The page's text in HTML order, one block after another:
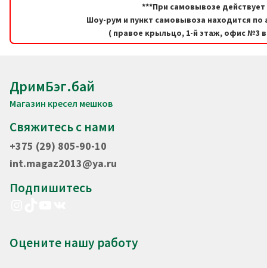
***При самовывозе
Шоу-рум и пункт самовывоза находится по
( правое крыльцо, 1-й этаж, офис №3
ДримБэг.бай
Магазин кресел мешков
Свяжитесь с нами
+375 (29) 805-90-10
int.magaz2013@ya.ru
Подпишитесь
Оцените нашу работу